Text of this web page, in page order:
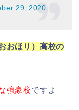
29, 2020
おほり）高校の
強豪校ですよ